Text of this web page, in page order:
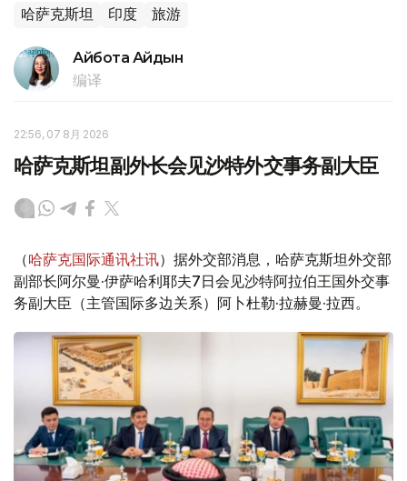
哈萨克斯坦 印度 旅游
Айбота Айдын
编译
22:56, 07 8月 2026
哈萨克斯坦副外长会见沙特外交事务副大臣
（哈萨克国际通讯社讯）据外交部消息，哈萨克斯坦外交部
副部长阿尔曼·伊萨哈利耶夫7日会见沙特阿拉伯王国外交事
务副大臣（主管国际多边关系）阿卜杜勒·拉赫曼·拉西。